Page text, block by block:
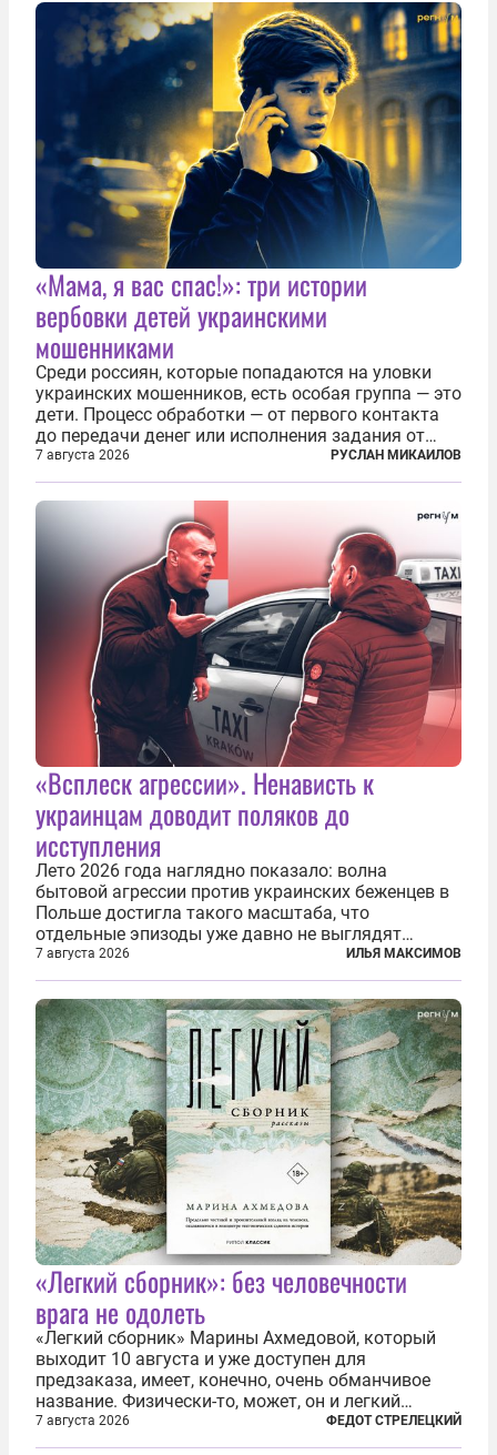
«Мама, я вас спас!»: три истории
вербовки детей украинскими
мошенниками
Среди россиян, которые попадаются на уловки
украинских мошенников, есть особая группа — это
дети. Процесс обработки — от первого контакта
до передачи денег или исполнения задания от
кураторов может занять от двух часов до
нескольких месяцев. Детей превращают в
послушных исполнителей, которые...
7 августа 2026 РУСЛАН МИКАИЛОВ
«Всплеск агрессии». Ненависть к
украинцам доводит поляков до
исступления
Лето 2026 года наглядно показало: волна
бытовой агрессии против украинских беженцев в
Польше достигла такого масштаба, что
отдельные эпизоды уже давно не выглядят
случайными. Поляки, судя по происходящему,
буквально теряют рассудок от ненависти к
украинским беженцам, и каждый новый случай
по-своему...
7 августа 2026 ИЛЬЯ МАКСИМОВ
«Легкий сборник»: без человечности
врага не одолеть
«Легкий сборник» Марины Ахмедовой, который
выходит 10 августа и уже доступен для
предзаказа, имеет, конечно, очень обманчивое
название. Физически-то, может, он и легкий
относительно. Но метафизически —
безотносительно тяжелый. Десять рассказов,
7 августа 2026 ФЕДОТ СТРЕЛЕЦКИЙ